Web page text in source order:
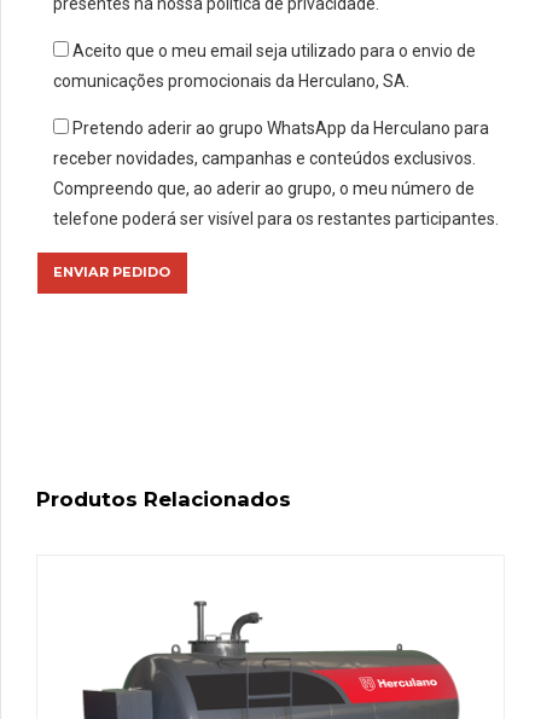
Aceito que o meu email seja utilizado para o envio de
comunicações promocionais da Herculano, SA.
Pretendo aderir ao grupo WhatsApp da Herculano para
receber novidades, campanhas e conteúdos exclusivos.
Compreendo que, ao aderir ao grupo, o meu número de
telefone poderá ser visível para os restantes participantes.
Produtos Relacionados